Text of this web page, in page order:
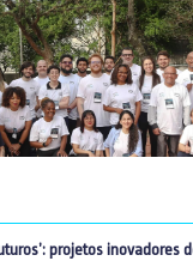
projetos inovadores